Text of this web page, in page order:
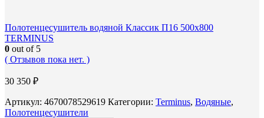
Полотенцесушитель водяной Классик П16 500х800
TERMINUS
0 out of 5
( Отзывов пока нет. )
30 350 ₽
Артикул: 4670078529619 Категории: Terminus, Водяные,
Полотенцесушители